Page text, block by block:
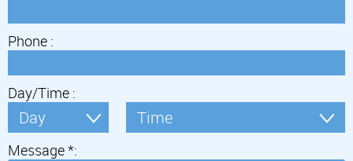
Phone :
Day/Time :
Message *: